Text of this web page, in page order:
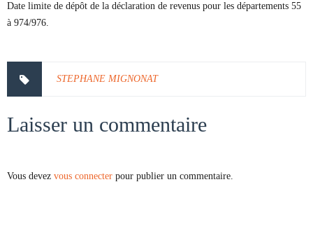
Date limite de dépôt de la déclaration de revenus pour les départements 55
à 974/976.
STEPHANE MIGNONAT
Laisser un commentaire
Vous devez vous connecter pour publier un commentaire.